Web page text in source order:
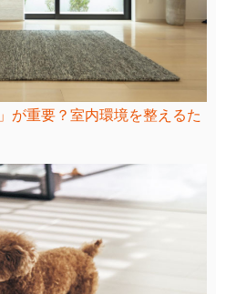
が重要？室内環境を整えるた